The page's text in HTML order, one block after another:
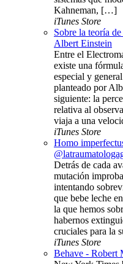
Kahneman, […]
iTunes Store
Sobre la teoría
Albert Einstein
Entre el
existe una
especial y
planteado por
siguiente: la
relativa al
viaja a una
iTunes Store
Homo
Detrás de cada
mutación
intentando
que bebe leche
la que hemos
habernos
cruciales para la
iTunes Store
Behave - Robert